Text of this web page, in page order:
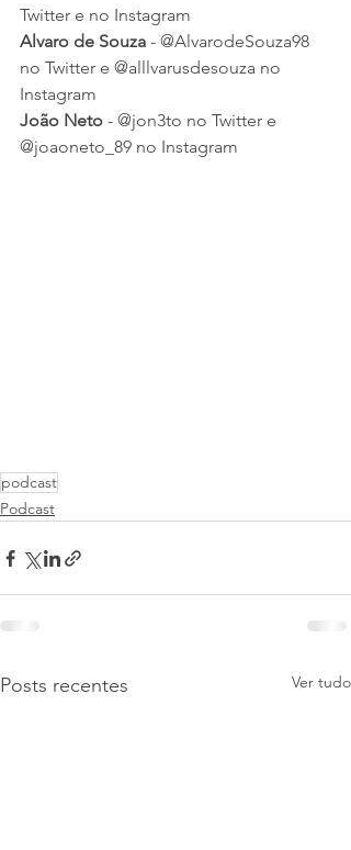
Twitter e no Instagram
Alvaro de Souza - @AlvarodeSouza98
no Twitter e @alllvarusdesouza no
Instagram
João Neto - @jon3to no Twitter e
@joaoneto_89 no Instagram
podcast
Podcast
Posts recentes Ver tudo